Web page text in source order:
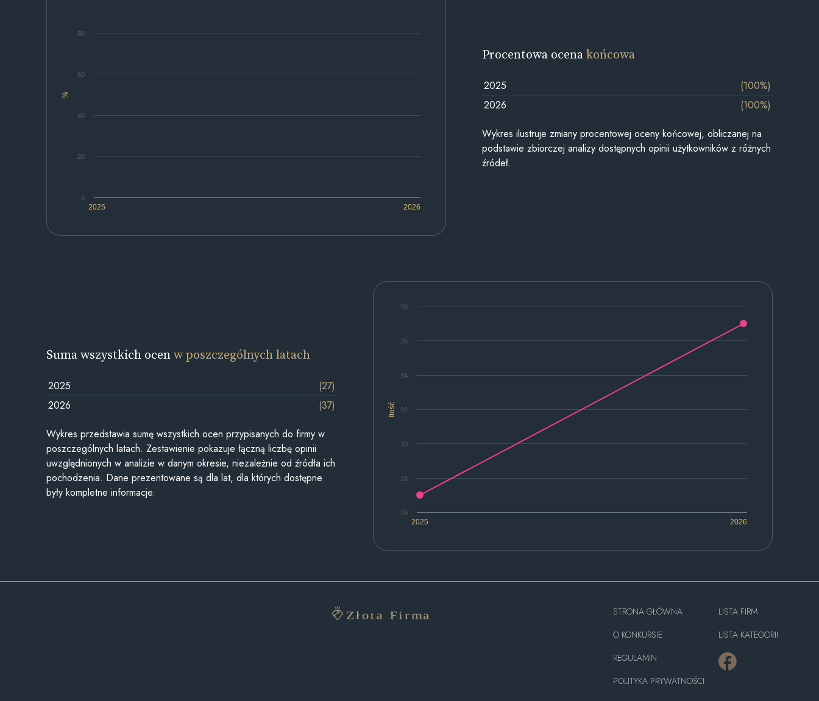
%
2025 2026
0
20
40
60
80
Procentowa ocenakońcowa
2025
(100%)
2026
(100%)
Wykres ilustruje zmiany procentowej oceny końcowej, obliczanej na
podstawie zbiorczej analizy dostępnych opinii użytkowników z różnych
źródeł.
Ilość
2025 2026
26
28
30
32
34
36
38
Suma wszystkich ocenw poszczególnych latach
2025
(27)
2026
(37)
Wykres przedstawia sumę wszystkich ocen przypisanych do firmy w
poszczególnych latach. Zestawienie pokazuje łączną liczbę opinii
uwzględnionych w analizie w danym okresie, niezależnie od źródła ich
pochodzenia. Dane prezentowane są dla lat, dla których dostępne
były kompletne informacje.
STRONA GŁÓWNA
O KONKURSIE
REGULAMIN
POLITYKA PRYWATNOŚCI
LISTA FIRM
LISTA KATEGORII